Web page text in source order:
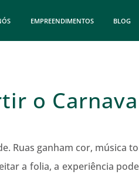
EMPREENDIMENTOS BLOG
o
Ruas ganham cor,
a folia, a experiência